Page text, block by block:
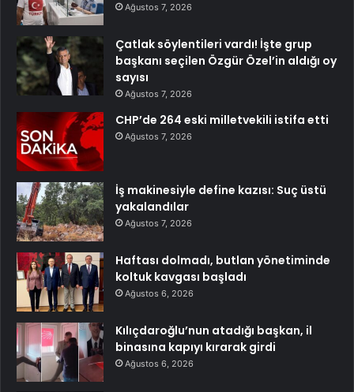
Ağustos 7, 2026
Çatlak söylentileri vardı! İşte grup
başkanı seçilen Özgür Özel’in aldığı oy
sayısı
Ağustos 7, 2026
CHP’de 264 eski milletvekili istifa etti
Ağustos 7, 2026
İş makinesiyle define kazısı: Suç üstü
yakalandılar
Ağustos 7, 2026
Haftası dolmadı, butlan yönetiminde
koltuk kavgası başladı
Ağustos 6, 2026
Kılıçdaroğlu’nun atadığı başkan, il
binasına kapıyı kırarak girdi
Ağustos 6, 2026